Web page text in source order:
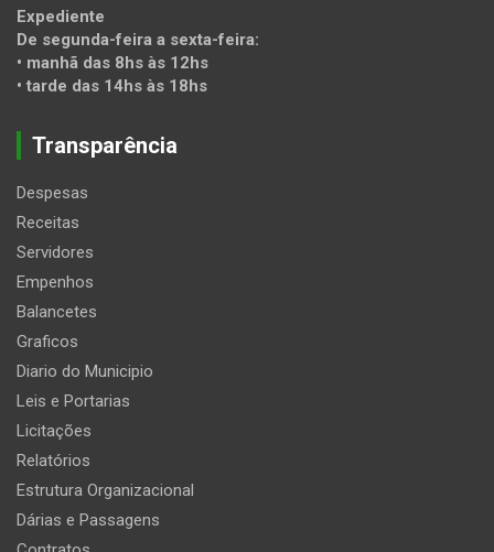
Expediente
De segunda-feira a sexta-feira:
• manhã das 8hs às 12hs
• tarde das 14hs às 18hs
Transparência
Despesas
Receitas
Servidores
Empenhos
Balancetes
Graficos
Diario do Municipio
Leis e Portarias
Licitações
Relatórios
Estrutura Organizacional
Dárias e Passagens